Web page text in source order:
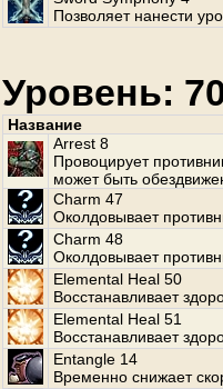
Позволяет нанести
Уровень:
Название
Arrest 8
Провоцирует
может быть
Charm 47
Околдовывает
Charm 48
Околдовывает
Elemental Heal 50
Восстанавливает
Elemental Heal 51
Восстанавливает
Entangle 14
Временно снижает